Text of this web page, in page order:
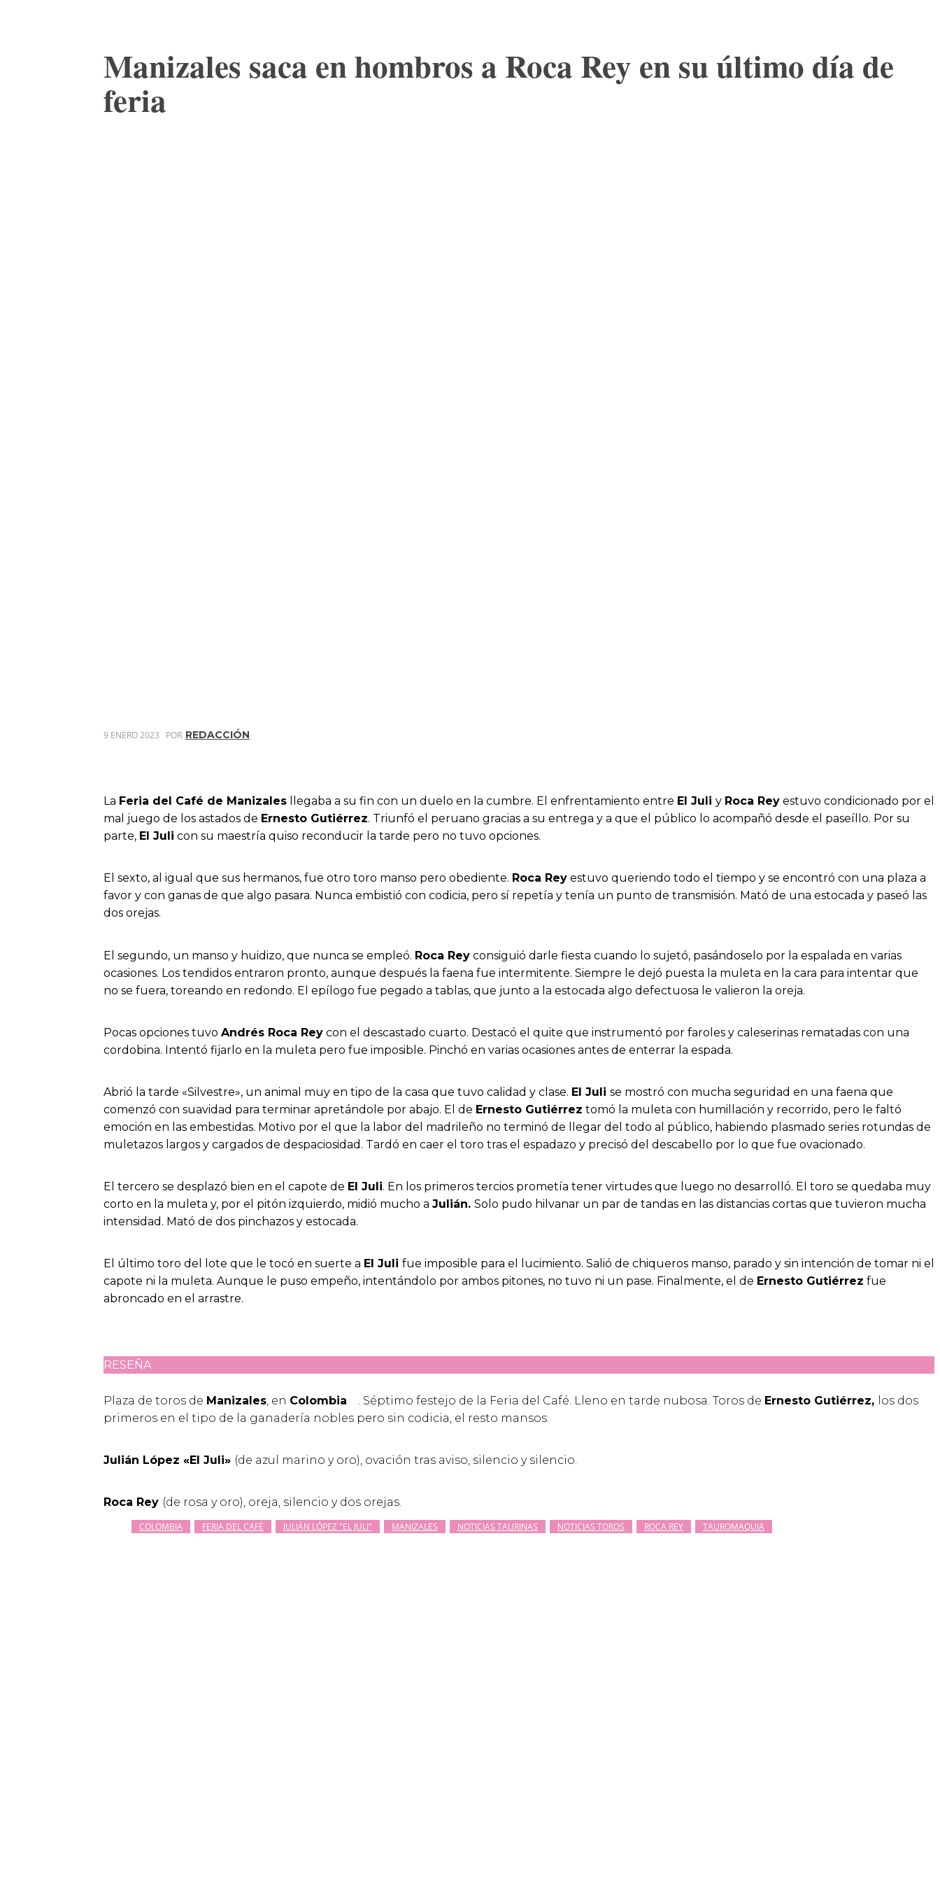
Manizales saca en hombros a Roca Rey en su último día de
feria
9 ENERO 2023 POR REDACCIÓN
La Feria del Café de Manizales llegaba a su fin con un duelo en la cumbre. El enfrentamiento entre El Juli y Roca Rey estuvo condicionado por el
mal juego de los astados de Ernesto Gutiérrez. Triunfó el peruano gracias a su entrega y a que el público lo acompañó desde el paseíllo. Por su
parte, El Juli con su maestría quiso reconducir la tarde pero no tuvo opciones.
El sexto, al igual que sus hermanos, fue otro toro manso pero obediente. Roca Rey estuvo queriendo todo el tiempo y se encontró con una plaza a
favor y con ganas de que algo pasara. Nunca embistió con codicia, pero sí repetía y tenía un punto de transmisión. Mató de una estocada y paseó las
dos orejas.
El segundo, un manso y huidizo, que nunca se empleó. Roca Rey consiguió darle fiesta cuando lo sujetó, pasándoselo por la espalada en varias
ocasiones. Los tendidos entraron pronto, aunque después la faena fue intermitente. Siempre le dejó puesta la muleta en la cara para intentar que
no se fuera, toreando en redondo. El epílogo fue pegado a tablas, que junto a la estocada algo defectuosa le valieron la oreja.
Pocas opciones tuvo Andrés Roca Rey con el descastado cuarto. Destacó el quite que instrumentó por faroles y caleserinas rematadas con una
cordobina. Intentó fijarlo en la muleta pero fue imposible. Pinchó en varias ocasiones antes de enterrar la espada.
Abrió la tarde «Silvestre», un animal muy en tipo de la casa que tuvo calidad y clase. El Juli se mostró con mucha seguridad en una faena que
comenzó con suavidad para terminar apretándole por abajo. El de Ernesto Gutiérrez tomó la muleta con humillación y recorrido, pero le faltó
emoción en las embestidas. Motivo por el que la labor del madrileño no terminó de llegar del todo al público, habiendo plasmado series rotundas de
muletazos largos y cargados de despaciosidad. Tardó en caer el toro tras el espadazo y precisó del descabello por lo que fue ovacionado.
El tercero se desplazó bien en el capote de El Juli. En los primeros tercios prometía tener virtudes que luego no desarrolló. El toro se quedaba muy
corto en la muleta y, por el pitón izquierdo, midió mucho a Julián. Solo pudo hilvanar un par de tandas en las distancias cortas que tuvieron mucha
intensidad. Mató de dos pinchazos y estocada.
El último toro del lote que le tocó en suerte a El Juli fue imposible para el lucimiento. Salió de chiqueros manso, parado y sin intención de tomar ni el
capote ni la muleta. Aunque le puso empeño, intentándolo por ambos pitones, no tuvo ni un pase. Finalmente, el de Ernesto Gutiérrez fue
abroncado en el arrastre.
RESEÑA
Plaza de toros de Manizales , en Colombia . Séptimo festejo de la Feria del Café. Lleno en tarde nubosa. Toros de Ernesto Gutiérrez, los dos
primeros en el tipo de la ganadería nobles pero sin codicia, el resto mansos.
Julián López «El Juli» (de azul marino y oro), ovación tras aviso, silencio y silencio.
Roca Rey (de rosa y oro), oreja, silencio y dos orejas.
COLOMBIA FERIA DEL CAFÉ JULIÁN LÓPEZ "EL JULI" MANIZALES NOTICIAS TAURINAS NOTICIAS TOROS ROCA REY TAUROMAQUIA